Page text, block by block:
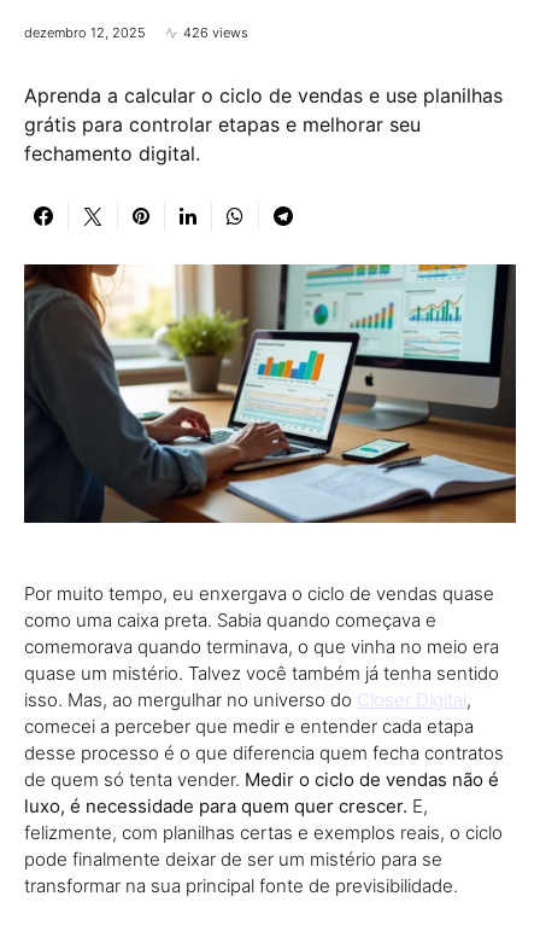
dezembro 12, 2025 426 views
Aprenda a calcular o ciclo de vendas e use planilhas
grátis para controlar etapas e melhorar seu
fechamento digital.
Por muito tempo, eu enxergava o ciclo de vendas quase
como uma caixa preta. Sabia quando começava e
comemorava quando terminava, o que vinha no meio era
quase um mistério. Talvez você também já tenha sentido
isso. Mas, ao mergulhar no universo do Closer Digital,
comecei a perceber que medir e entender cada etapa
desse processo é o que diferencia quem fecha contratos
de quem só tenta vender. Medir o ciclo de vendas não é
luxo, é necessidade para quem quer crescer. E,
felizmente, com planilhas certas e exemplos reais, o ciclo
pode finalmente deixar de ser um mistério para se
transformar na sua principal fonte de previsibilidade.